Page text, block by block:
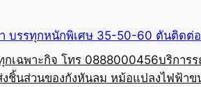
า บรรทุกหนักพิเศษ 35-50-60 ตันติ
เฉพาะกิจ โทร 0888000456บริการ
ชิ้นส่วนของกังหันลม หม้อแปลงไฟฟ้า